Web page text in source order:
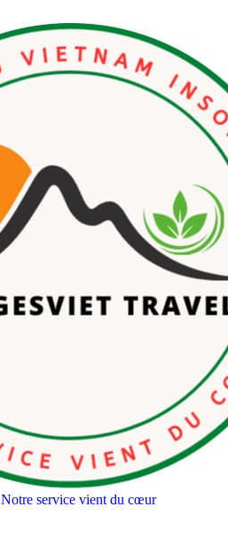
Notre service vient du cœur